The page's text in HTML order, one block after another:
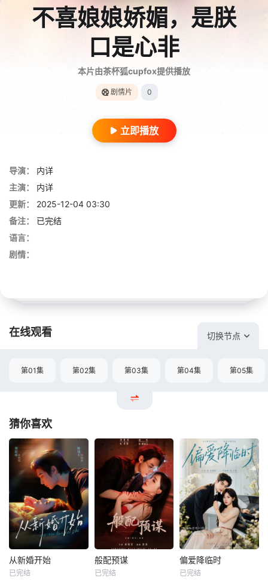
不喜娘娘娇媚，是朕
口是心非
本片由茶杯狐cupfox提供播放
剧情片 0
立即播放
导演：
内详
主演：
内详
更新：
2025-12-04 03:30
备注：
已完结
语言：
剧情：
在线观看 切换节点
第01集 第02集 第03集 第04集 第05集
猜你喜欢
从新婚开始
已完结
般配预谋
已完结
偏爱降临时
已完结